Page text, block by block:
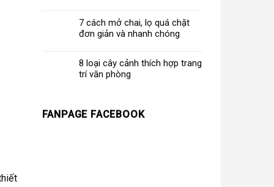
7 cách mở chai, lọ quá chặt
đơn giản và nhanh chóng
8 loại cây cảnh thích hợp trang
trí văn phòng
FANPAGE FACEBOOK